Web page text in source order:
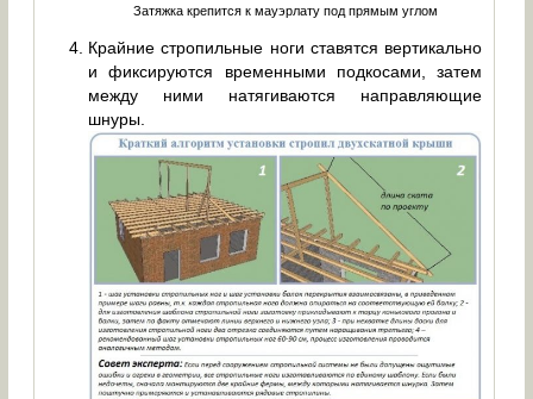
Затяжка крепится к мауэрлату под прямым углом
Крайние стропильные ноги ставятся вертикально
и фиксируются временными подкосами, затем
между ними натягиваются направляющие
шнуры.